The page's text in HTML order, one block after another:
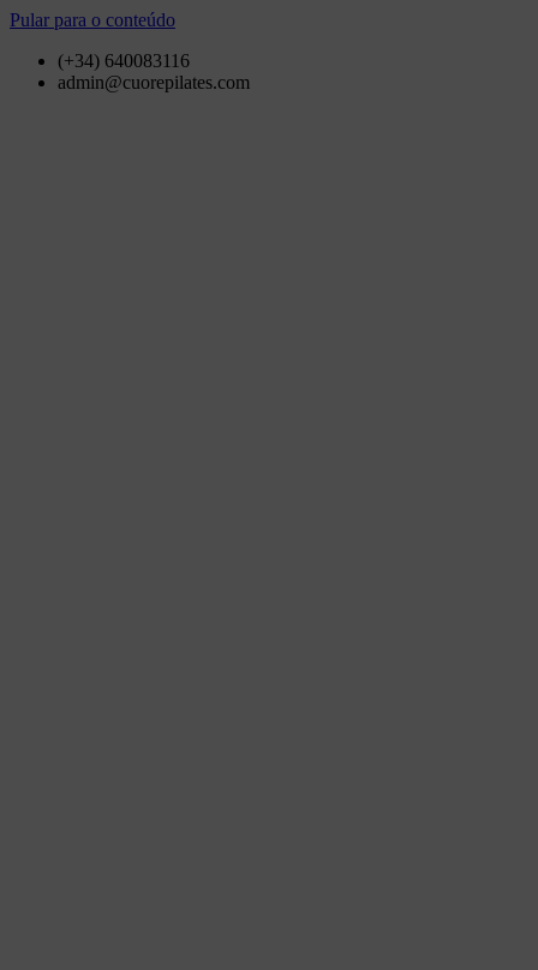
Pular para o conteúdo
(+34) 640083116
admin@cuorepilates.com